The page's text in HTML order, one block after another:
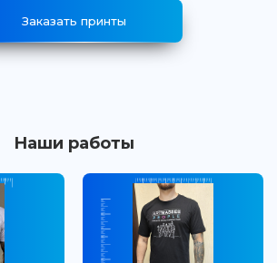
Заказать принты
Наши работы